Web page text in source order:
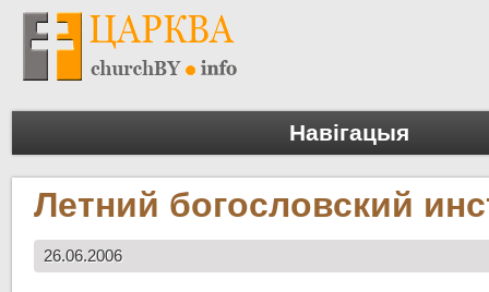
Навігацыя
Летний богословский
26.06.2006